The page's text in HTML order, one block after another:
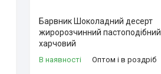
Барвник Шоколадний десерт
жиророзчинний пастоподібний
харчовий
В наявності Оптом і в роздріб